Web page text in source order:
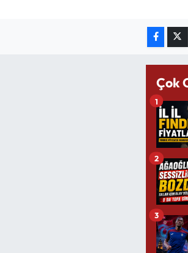
Çok
1
2
3